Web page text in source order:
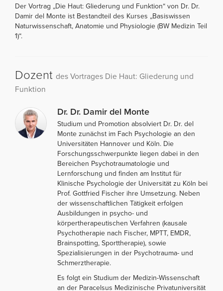
Der Vortrag „Die Haut: Gliederung und Funktion“ von Dr. Dr.
Damir del Monte ist Bestandteil des Kurses „Basiswissen
Naturwissenschaft, Anatomie und Physiologie (BW Medizin Teil
1)“.
Dozent des Vortrages Die Haut: Gliederung und
Funktion
Dr. Dr. Damir del Monte
Studium und Promotion absolviert Dr. Dr. del
Monte zunächst im Fach Psychologie an den
Universitäten Hannover und Köln. Die
Forschungsschwerpunkte liegen dabei in den
Bereichen Psychotraumatologie und
Lernforschung und finden am Institut für
Klinische Psychologie der Universität zu Köln bei
Prof. Gottfried Fischer ihre Umsetzung. Neben
der wissenschaftlichen Tätigkeit erfolgen
Ausbildungen in psycho- und
körpertherapeutischen Verfahren (kausale
Psychotherapie nach Fischer, MPTT, EMDR,
Brainspotting, Sporttherapie), sowie
Spezialisierungen in der Psychotrauma- und
Schmerztherapie.
Es folgt ein Studium der Medizin-Wissenschaft
an der Paracelsus Medizinische Privatuniversität